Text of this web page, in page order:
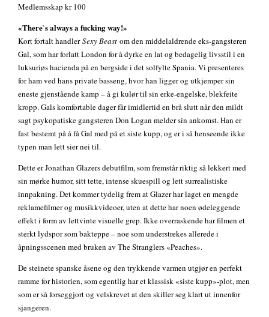
Medlemsskap kr 100
«There`s always a fucking way!»
Kort fortalt handlerSexy Beast om den middelaldrende eks-gangsteren
Gal, som har forlatt London for å dyrke en lat og bedagelig livsstil i en
luksuriøs hacienda på en bergside i det solfylte Spania. Vi presenteres
for ham ved hans private basseng, hvor han ligger og utkjemper sin
eneste gjenstående kamp – å gi kulør til sin erke-engelske, blekfeite
kropp. Gals komfortable dager får imidlertid en brå slutt når den mildt
sagt psykopatiske gangsteren Don Logan melder sin ankomst. Han er
fast bestemt på å få Gal med på et siste kupp, og er i så henseende ikke
typen man lett sier nei til.
Dette er Jonathan Glazers debutfilm, som fremstår riktig så lekkert med
sin mørke humor, sitt tette, intense skuespill og lett surrealistiske
innpakning. Det kommer tydelig frem at Glazer har laget en mengde
reklamefilmer og musikkvideoer, uten at dette har noen ødeleggende
effekt i form av lettvinte visuelle grep. Ikke overraskende har filmen et
sterkt lydspor som bakteppe – noe som understrekes allerede i
åpningsscenen med bruken av The Stranglers «Peaches».
De steinete spanske åsene og den trykkende varmen utgjør en perfekt
ramme for historien, som egentlig har et klassisk «siste kupp»-plot, men
som er så forseggjort og velskrevet at den skiller seg klart ut innenfor
sjangeren.